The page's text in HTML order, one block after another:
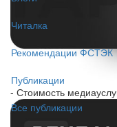
Читалка
Рекомендации ФСТЭК
Публикации
Все публикации
- Стоимость